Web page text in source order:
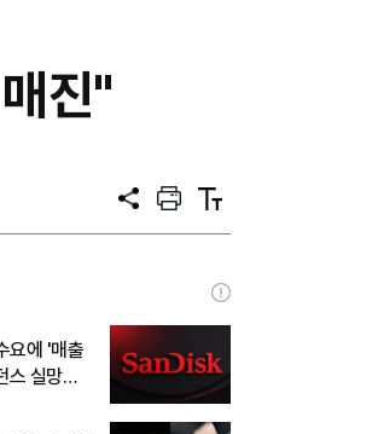
진"
공
프
트
텍
트
요에 '매출
실망에